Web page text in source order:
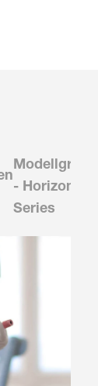
- Horizon
Series